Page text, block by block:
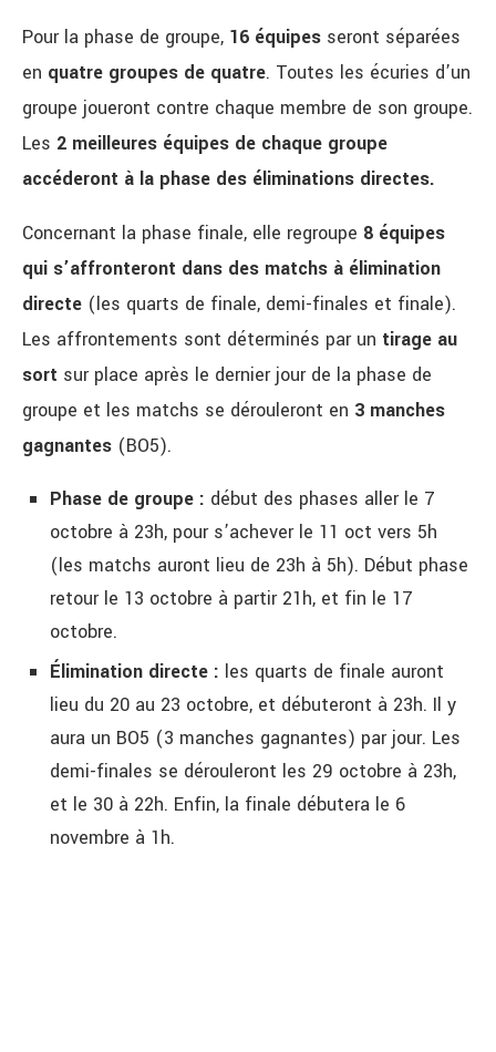
Pour la phase de groupe, 16 équipes seront séparées
en quatre groupes de quatre. Toutes les écuries d’un
groupe joueront contre chaque membre de son groupe.
Les 2 meilleures équipes de chaque groupe
accéderont à la phase des éliminations directes.
Concernant la phase finale, elle regroupe 8 équipes
qui s’affronteront dans des matchs à élimination
directe (les quarts de finale, demi-finales et finale).
Les affrontements sont déterminés par un tirage au
sort sur place après le dernier jour de la phase de
groupe et les matchs se dérouleront en 3 manches
gagnantes (BO5).
Phase de groupe : début des phases aller le 7
octobre à 23h, pour s’achever le 11 oct vers 5h
(les matchs auront lieu de 23h à 5h). Début phase
retour le 13 octobre à partir 21h, et fin le 17
octobre.
Élimination directe : les quarts de finale auront
lieu du 20 au 23 octobre, et débuteront à 23h. Il y
aura un BO5 (3 manches gagnantes) par jour. Les
demi-finales se dérouleront les 29 octobre à 23h,
et le 30 à 22h. Enfin, la finale débutera le 6
novembre à 1h.